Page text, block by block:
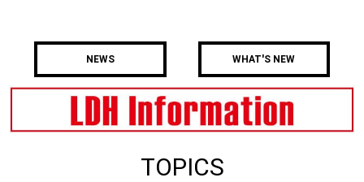
NEWS WHAT'S NEW
TOPICS